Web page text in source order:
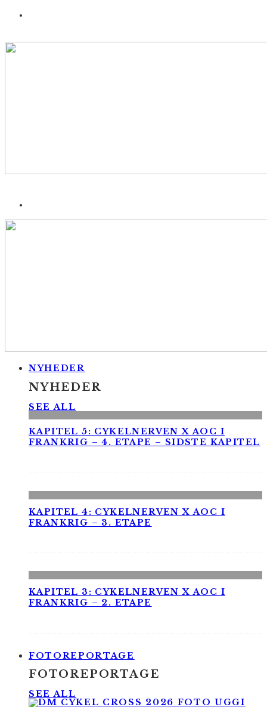
NYHEDER
NYHEDER
SEE ALL
KAPITEL 5: CYKELNERVEN X AOC I
FRANKRIG – 4. ETAPE – SIDSTE KAPITEL
KAPITEL 4: CYKELNERVEN X AOC I
FRANKRIG – 3. ETAPE
KAPITEL 3: CYKELNERVEN X AOC I
FRANKRIG – 2. ETAPE
FOTOREPORTAGE
FOTOREPORTAGE
SEE ALL